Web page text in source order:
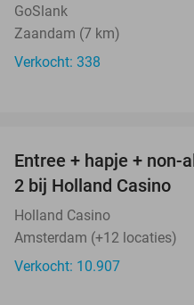
GoSlank
Zaandam (7 km)
Verkocht: 338
Entree + hapje + non-
2 bij Holland Casino
Holland Casino
Amsterdam (+12 locaties)
Verkocht: 10.907